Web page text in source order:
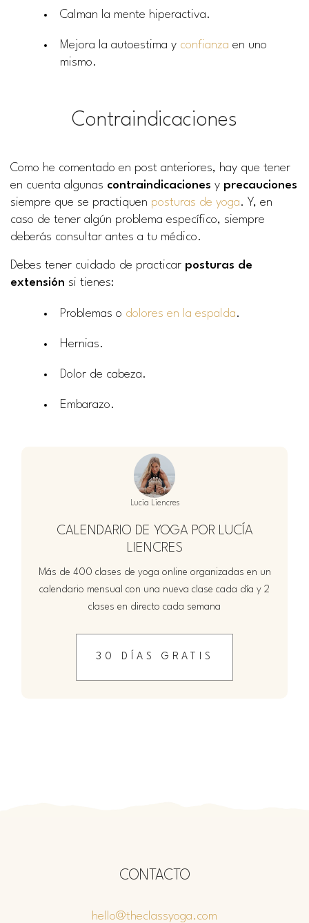
Calman la mente hiperactiva.
Mejora la autoestima y confianza en uno
mismo.
Contraindicaciones
Como he comentado en post anteriores, hay que tener
en cuenta algunas contraindicaciones y precauciones
siempre que se practiquen posturas de yoga. Y, en
caso de tener algún problema específico, siempre
deberás consultar antes a tu médico.
Debes tener cuidado de practicar posturas de
extensión si tienes:
Problemas o dolores en la espalda.
Hernias.
Dolor de cabeza.
Embarazo.
Lucia Liencres
CALENDARIO DE YOGA POR LUCÍA
LIENCRES
Más de 400 clases de yoga online organizadas en un
calendario mensual con una nueva clase cada día y 2
clases en directo cada semana
30 DÍAS GRATIS
CONTACTO
hello@theclassyoga.com